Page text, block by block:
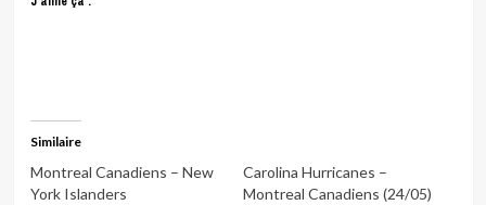
Similaire
Montreal Canadiens – New
York Islanders
Carolina Hurricanes –
Montreal Canadiens (24/05)